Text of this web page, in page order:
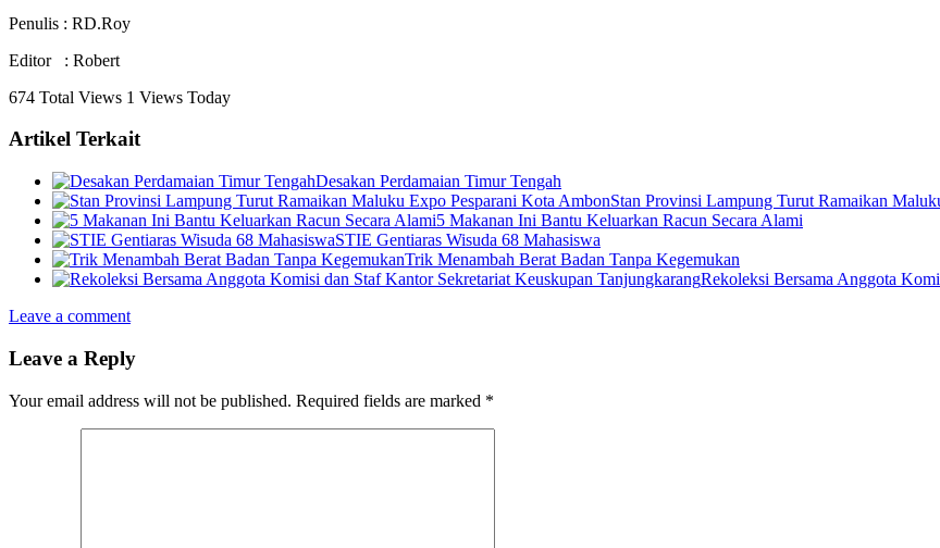
Penulis : RD.Roy
Editor : Robert
674 Total Views 1 Views Today
Artikel Terkait
Desakan Perdamaian Timur Tengah
Stan Provinsi Lampung Turut Ramaikan
5 Makanan Ini Bantu Keluarkan Racun Secara Alami
STIE Gentiaras Wisuda 68 Mahasiswa
Trik Menambah Berat Badan Tanpa Kegemukan
Rekoleksi Bersama Anggota
Leave a comment
Leave a Reply
Your email address will not be published. Required fields are marked *